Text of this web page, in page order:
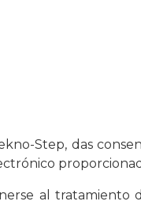
Step, das
al tratamiento